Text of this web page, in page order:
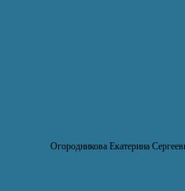
Огородникова Екатерина